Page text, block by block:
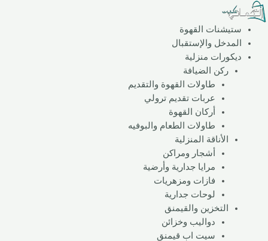
تخطي
إلى
المحتوىستيشنات القهوة
المدخل والإستقبال
ديكورات منزلية
ركن الضيافة
طاولات القهوة والتقديم
عربات تقديم ترولي
أركان القهوة
طاولات الطعام والبوفيه
الأناقة المنزلية
أشجار ومراكن
مرايا جدارية وأرضية
فازات ومزهريات
لوحات جدارية
التخزين والقيمنق
دواليب وخزائن
سيت اب قيمنق